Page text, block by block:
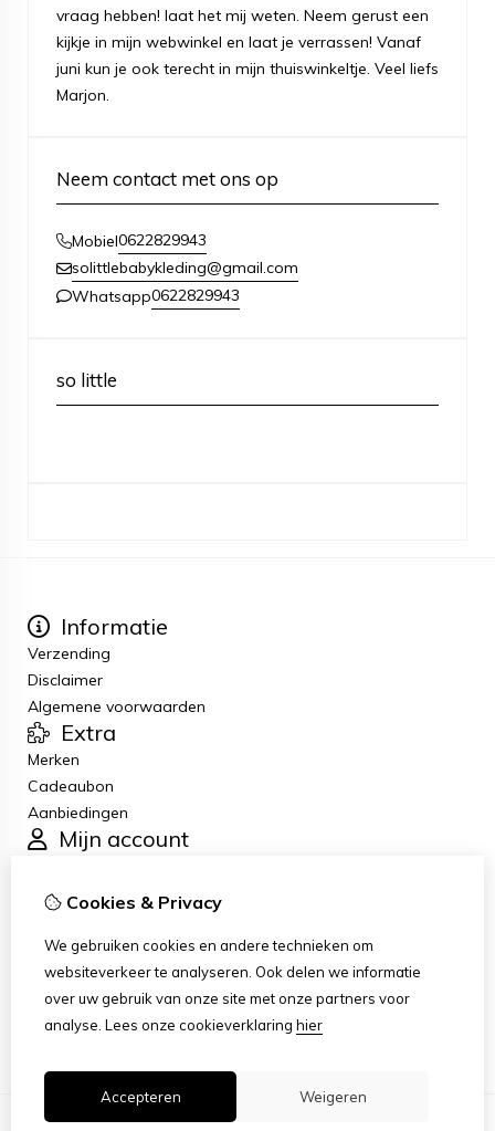
vraag hebben! laat het mij weten. Neem gerust een
kijkje in mijn webwinkel en laat je verrassen! Vanaf
juni kun je ook terecht in mijn thuiswinkeltje. Veel liefs
Marjon.
Neem contact met ons op
Mobiel0622829943
solittlebabykleding@gmail.com
Whatsapp0622829943
so little
Informatie
Verzending
Disclaimer
Algemene voorwaarden
Extra
Merken
Cadeaubon
Aanbiedingen
Mijn account
Bestelhistorie
Klantenservice
Contact
Retourneren
Sitemap
Cookies & Privacy
We gebruiken cookies en andere technieken om
websiteverkeer te analyseren. Ook delen we informatie
over uw gebruik van onze site met onze partners voor
analyse. Lees onze cookieverklaring hier
Accepteren Weigeren